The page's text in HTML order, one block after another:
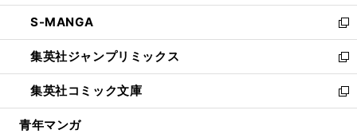
開
く
ウ
で
開
く
ン
ド
ウ
で
開
く
ウ
ィ
ン
ド
ウ
で
開
し
い
ウ
ィ
ン
ド
ウ
S-MANGA
新
し
い
ウ
ィ
ン
集英社ジャンプリミックス
新
し
い
ウ
集英社コミック文庫
新
し
青年マンガ